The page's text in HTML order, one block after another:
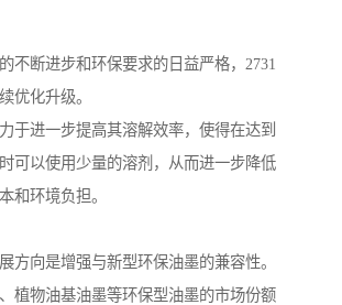
不断进步和环保要求的日益严格，2731
优化升级。
于进一步提高其溶解效率，使得在达到
可以使用少量的溶剂，从而进一步降低
和环境负担。
方向是增强与新型环保油墨的兼容性。
植物油基油墨等环保型油墨的市场份额